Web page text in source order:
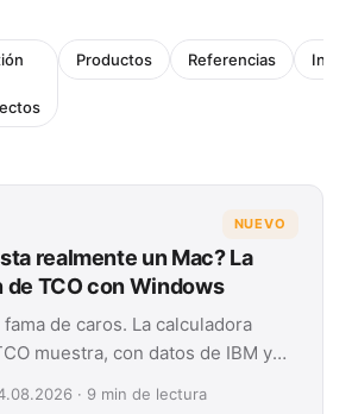
Productos Referencias
NUEVO
realmente un Mac? La
TCO con Windows
de caros. La calculadora
muestra, con datos de IBM y
· 9 min de lectura